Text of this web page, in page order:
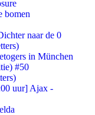
bomen
naar de 0
in München
#50
uur] Ajax -